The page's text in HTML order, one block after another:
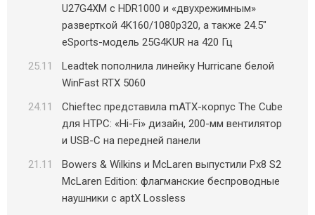
U27G4XM с HDR1000 и «двухрежимным»
разверткой 4K160/1080p320, а также 24.5″
eSports-модель 25G4KUR на 420 Гц
25.11
Leadtek пополнила линейку Hurricane белой
WinFast RTX 5060
24.11
Chieftec представила mATX-корпус The Cube
для HTPC: «Hi-Fi» дизайн, 200-мм вентилятор
и USB-C на передней панели
21.11
Bowers & Wilkins и McLaren выпустили Px8 S2
McLaren Edition: флагманские беспроводные
наушники с aptX Lossless